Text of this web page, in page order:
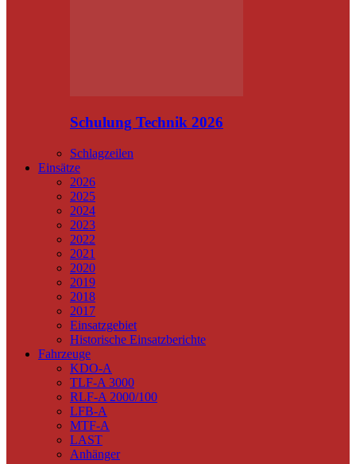
Schulung Technik 2026
Schlagzeilen
Einsätze
2026
2025
2024
2023
2022
2021
2020
2019
2018
2017
Einsatzgebiet
Historische Einsatzberichte
Fahrzeuge
KDO-A
TLF-A 3000
RLF-A 2000/100
LFB-A
MTF-A
LAST
Anhänger